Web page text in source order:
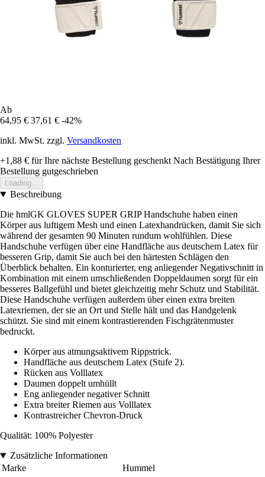
Ab
64,95 € 37,61 € -42%
inkl. MwSt. zzgl. Versandkosten
+1,88 € für Ihre nächste Bestellung geschenkt Nach Bestätigung Ihrer
Bestellung gutgeschrieben
Loading...
Beschreibung
Die hmlGK GLOVES SUPER GRIP Handschuhe haben einen
Körper aus luftigem Mesh und einen Latexhandrücken, damit Sie sich
während der gesamten 90 Minuten rundum wohlfühlen. Diese
Handschuhe verfügen über eine Handfläche aus deutschem Latex für
besseren Grip, damit Sie auch bei den härtesten Schlägen den
Überblick behalten. Ein konturierter, eng anliegender Negativschnitt in
Kombination mit einem umschließenden Doppeldaumen sorgt für ein
besseres Ballgefühl und bietet gleichzeitig mehr Schutz und Stabilität.
Diese Handschuhe verfügen außerdem über einen extra breiten
Latexriemen, der sie an Ort und Stelle hält und das Handgelenk
schützt. Sie sind mit einem kontrastierenden Fischgrätenmuster
bedruckt.
Körper aus atmungsaktivem Rippstrick.
Handfläche aus deutschem Latex (Stufe 2).
Rücken aus Volllatex
Daumen doppelt umhüllt
Eng anliegender negativer Schnitt
Extra breiter Riemen aus Volllatex
Kontrastreicher Chevron-Druck
Qualität: 100% Polyester
Zusätzliche Informationen
Marke
Hummel